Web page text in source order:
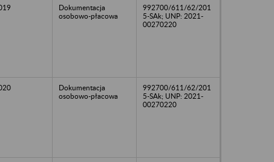
Dokumentacja
osobowo-płacowa
992700/611/62/201
5-SAk; UNP: 2021-
00270220
Dokumentacja
osobowo-płacowa
992700/611/62/201
5-SAk; UNP: 2021-
00270220